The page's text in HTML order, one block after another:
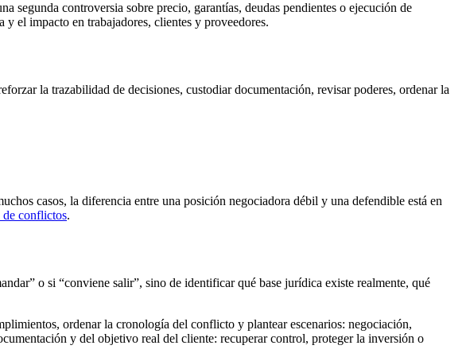
segunda controversia sobre precio, garantías, deudas pendientes o ejecución de
y el impacto en trabajadores, clientes y proveedores.
la trazabilidad de decisiones, custodiar documentación, revisar poderes, ordenar la
casos, la diferencia entre una posición negociadora débil y una defendible está en
de conflictos.
o si “conviene salir”, sino de identificar qué base jurídica existe realmente, qué
ordenar la cronología del conflicto y plantear escenarios: negociación,
y del objetivo real del cliente: recuperar control, proteger la inversión o